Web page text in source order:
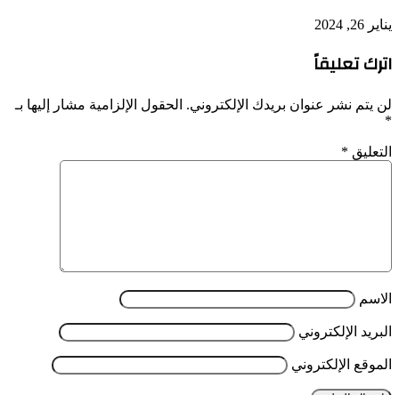
يناير 26, 2024
اترك تعليقاً
لن يتم نشر عنوان بريدك الإلكتروني. الحقول الإلزامية مشار إليها بـ
*
التعليق *
الاسم
البريد الإلكتروني
الموقع الإلكتروني